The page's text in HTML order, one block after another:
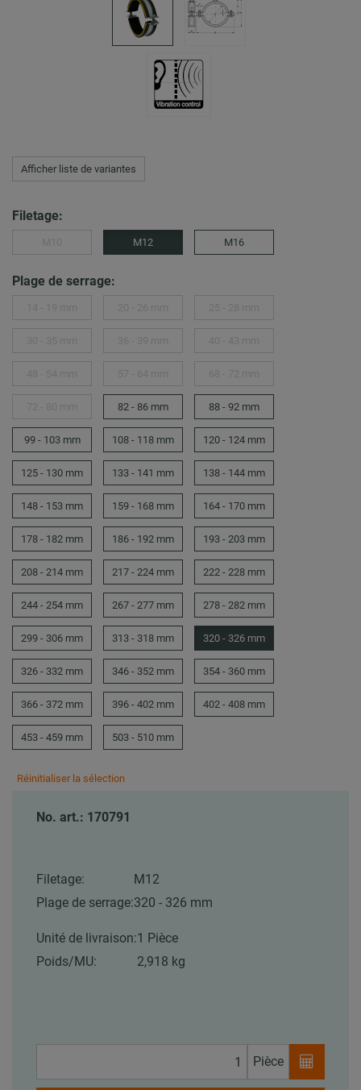
Afficher liste de variantes
Filetage:
M12 M16
Plage de serrage:
82 - 86 mm 88 - 92 mm
99 - 103 mm 108 - 118 mm 120 - 124 mm
125 - 130 mm 133 - 141 mm 138 - 144 mm
148 - 153 mm 159 - 168 mm 164 - 170 mm
178 - 182 mm 186 - 192 mm 193 - 203 mm
208 - 214 mm 217 - 224 mm 222 - 228 mm
244 - 254 mm 267 - 277 mm 278 - 282 mm
299 - 306 mm 313 - 318 mm 320 - 326 mm
326 - 332 mm 346 - 352 mm 354 - 360 mm
366 - 372 mm 396 - 402 mm 402 - 408 mm
453 - 459 mm 503 - 510 mm
Réinitialiser la sélection
No. art.: 170791
Filetage:
M12
Plage de serrage:320 - 326 mm
Unité de livraison:1 Pièce
Poids/MU:
2,918 kg
Pièce